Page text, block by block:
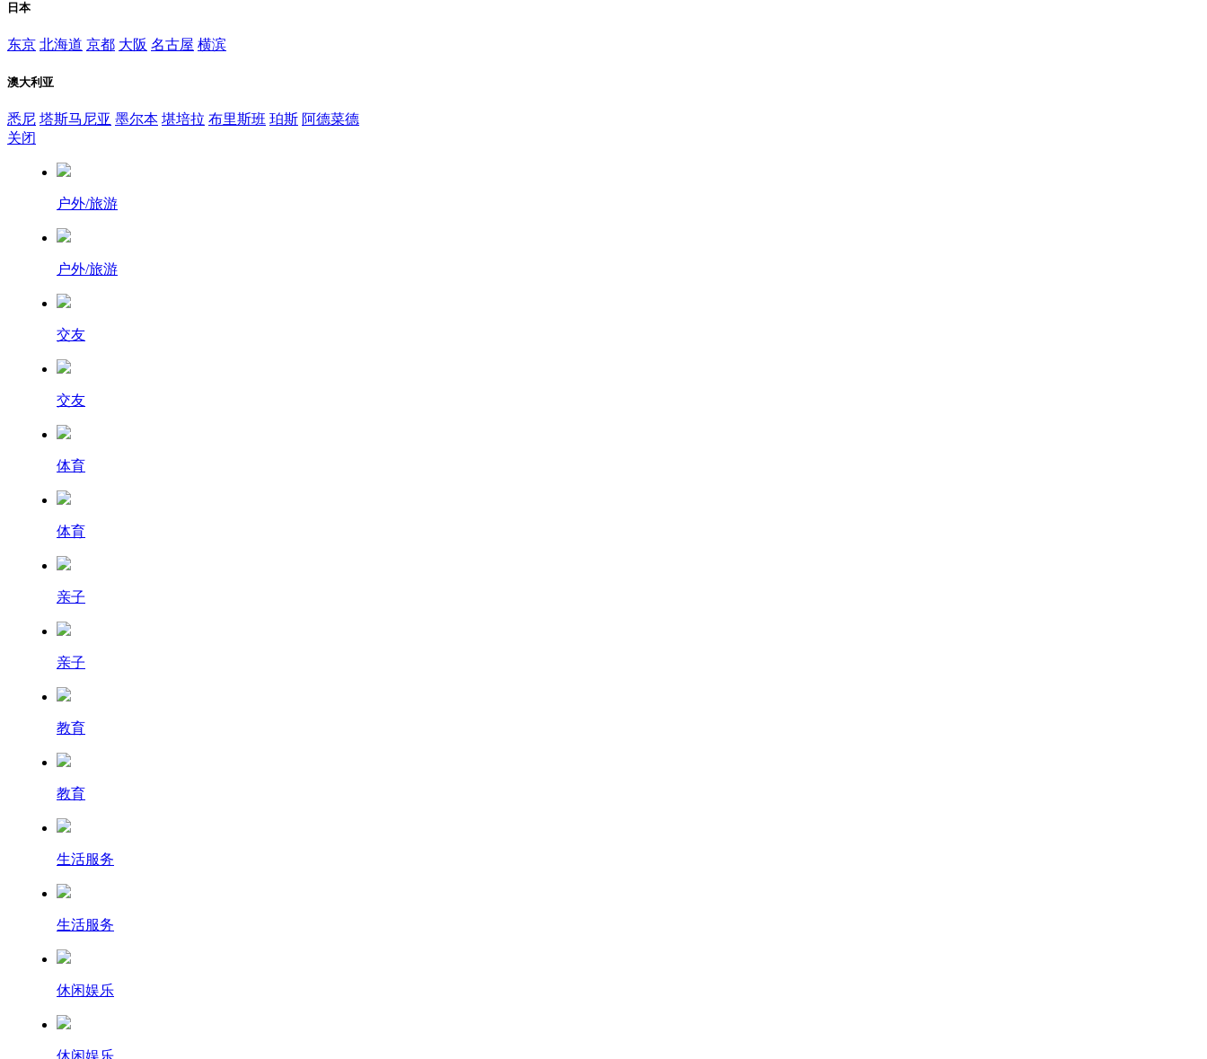
日本
东京 北海道 京都 大阪 名古屋 横滨
澳大利亚
悉尼 塔斯马尼亚 墨尔本 堪培拉 布里斯班 珀斯 阿德菜德
关闭
户外/旅游
户外/旅游
交友
交友
体育
体育
亲子
亲子
教育
教育
生活服务
生活服务
休闲娱乐
休闲娱乐